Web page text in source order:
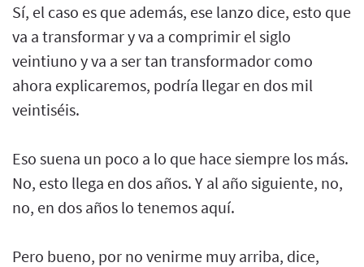
Sí, el caso es que además, ese lanzo dice, esto que
va a transformar y va a comprimir el siglo
veintiuno y va a ser tan transformador como
ahora explicaremos, podría llegar en dos mil
veintiséis.
Eso suena un poco a lo que hace siempre los más.
No, esto llega en dos años. Y al año siguiente, no,
no, en dos años lo tenemos aquí.
Pero bueno, por no venirme muy arriba, dice,